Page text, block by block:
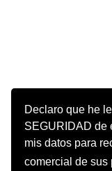
Declaro que he
SEGURIDAD de
mis datos para
comercial de sus